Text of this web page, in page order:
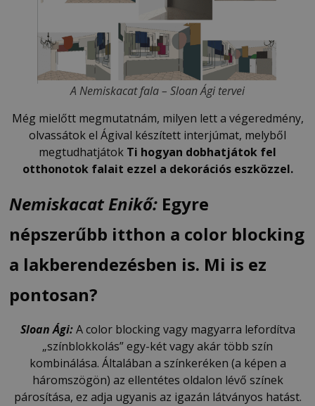
A Nemiskacat fala – Sloan Ági tervei
Még mielőtt megmutatnám, milyen lett a végeredmény,
olvassátok el Ágival készített interjúmat, melyből
megtudhatjátok Ti hogyan dobhatjátok fel
otthonotok falait ezzel a dekorációs eszközzel.
Nemiskacat Enikő: Egyre
népszerűbb itthon a color blocking
a lakberendezésben is. Mi is ez
pontosan?
Sloan Ági:A color blocking vagy magyarra lefordítva
„színblokkolás” egy-két vagy akár több szín
kombinálása. Általában a színkeréken (a képen a
háromszögön) az ellentétes oldalon lévő színek
párosítása, ez adja ugyanis az igazán látványos hatást.